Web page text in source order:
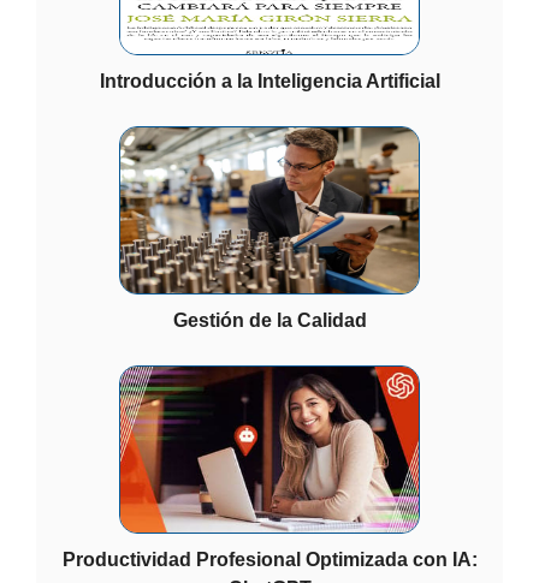
Introducción a la Inteligencia Artificial
Gestión de la Calidad
Productividad Profesional Optimizada con IA: